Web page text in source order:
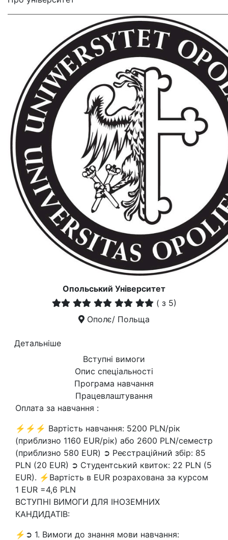
Опольський Університет
( з 5)
Ополє/ Польща
Детальніше
Вступні вимоги
Опис спеціальності
Програма навчання
Працевлаштування
Оплата за навчання :
⚡⚡⚡ Вартість навчання: 5200 PLN/рік
(приблизно 1160 EUR/рік) або 2600 PLN/семестр
(приблизно 580 EUR) ➲ Реєстраційний збір: 85
PLN (20 EUR) ➲ Студентський квиток: 22 PLN (5
EUR). ⚡Вартість в EUR розрахована за курсом
1 EUR =4,6 PLN
ВСТУПНІ ВИМОГИ ДЛЯ ІНОЗЕМНИХ
КАНДИДАТІВ:
⚡➲ 1. Вимоги до знання мови навчання: